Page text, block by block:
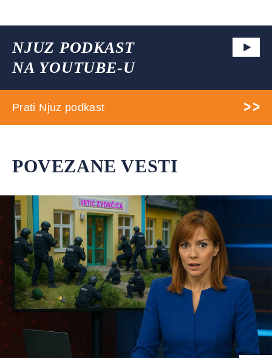
NJUZ PODKAST
NA YOUTUBE-U
Prati Njuz podkast
POVEZANE VESTI